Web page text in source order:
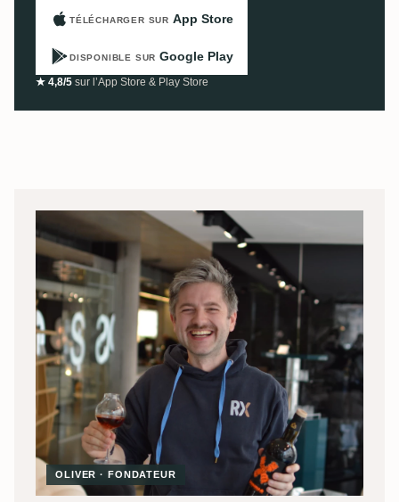
TÉLÉCHARGER SUR App Store
DISPONIBLE SUR Google Play
★ 4,8/5 sur l’App Store & Play Store
OLIVER · FONDATEUR